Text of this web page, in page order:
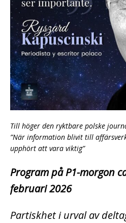
Till höger den ryktbare polske
”När information blivit till
upphört att vara viktig”
Program på P1-morgon
februari 2026
Partiskhet i urval av